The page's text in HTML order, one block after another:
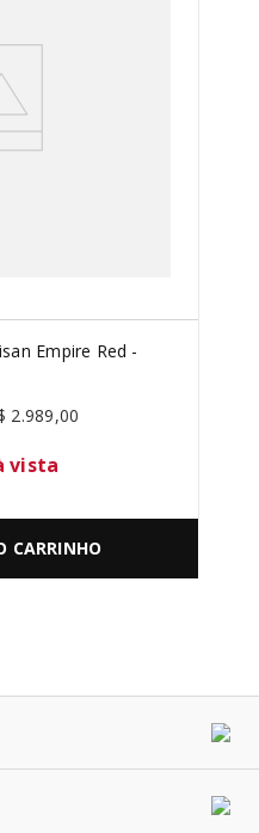
Empire Red -
2.989,00
vista
CARRINHO